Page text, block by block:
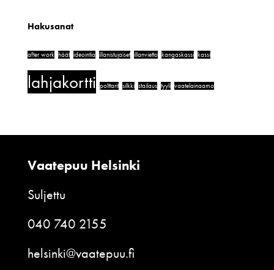
Hakusanat
after work häät ideointia illanistujaiset illanvietto kangaskassi kassi
lahjakortti polttarit silkki stailaus tyyli vaatelainaamo
Vaatepuu Helsinki
Suljettu
040 740 2155
helsinki@vaatepuu.fi